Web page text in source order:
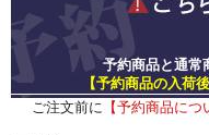
予約商品と通常
【予約商品の入荷後
ご注文前に
【予約商品につ